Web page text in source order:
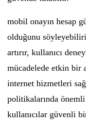
mobil onayın hesap
olduğunu
artırır, kullanıcı
mücadelede etkin bir
internet hizmetleri
politikalarında
kullanıcılar güvenli